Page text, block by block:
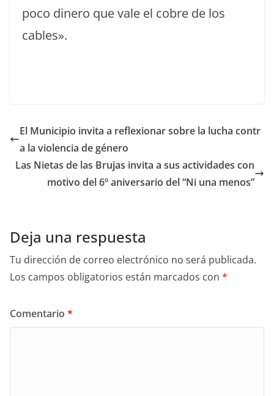
poco dinero que vale el cobre de los
cables».
El Municipio invita a reflexionar sobre la lucha contr
a la violencia de género
Las Nietas de las Brujas invita a sus actividades con
motivo del 6º aniversario del “Ni una menos”
Deja una respuesta
Tu dirección de correo electrónico no será publicada.
Los campos obligatorios están marcados con *
Comentario *